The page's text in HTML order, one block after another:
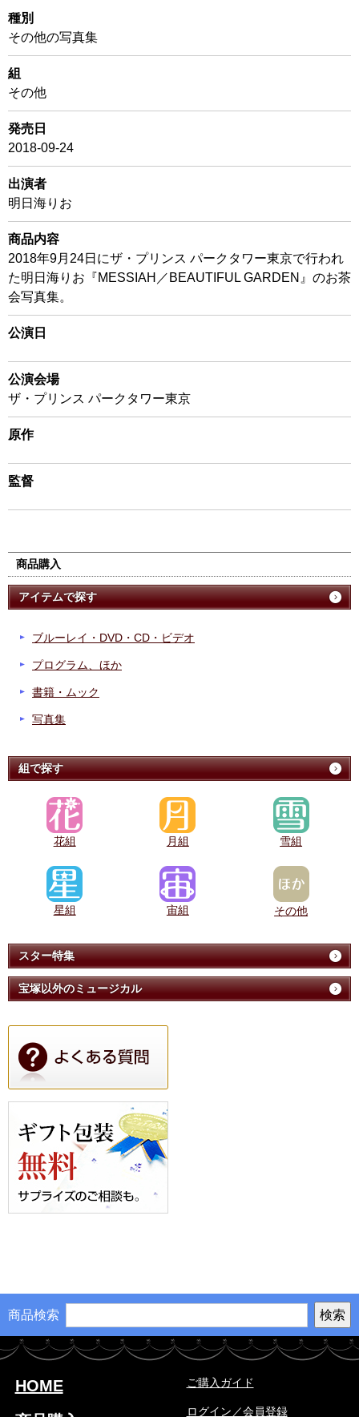
種別
その他の写真集
組
その他
発売日
2018-09-24
出演者
明日海りお
商品内容
2018年9月24日にザ・プリンス パークタワー東京で行われ
た明日海りお『MESSIAH／BEAUTIFUL GARDEN』のお茶
会写真集。
公演日
公演会場
ザ・プリンス パークタワー東京
原作
監督
商品購入
アイテムで探す
ブルーレイ・DVD・CD・ビデオ
プログラム、ほか
書籍・ムック
写真集
組で探す
花組 月組 雪組
星組 宙組 その他
スター特集
宝塚以外のミュージカル
商品検索
HOME
ご購入ガイド
ログイン／会員登録